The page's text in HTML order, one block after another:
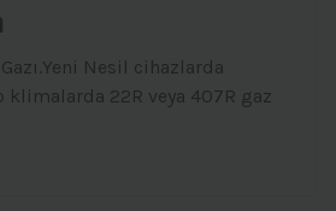
Nesil cihazlarda
klimalarda 22R veya 407R gaz